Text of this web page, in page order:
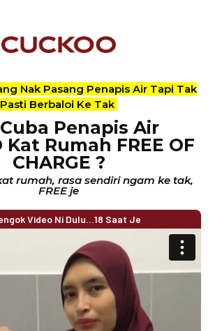
Nak Pasang Penapis Air Tapi Tak
Pasti Berbaloi Ke Tak
Penapis Air
Kat Rumah FREE OF
CHARGE ?
rumah, rasa sendiri ngam ke tak,
FREE je
Video Ni Dulu...18 Saat Je